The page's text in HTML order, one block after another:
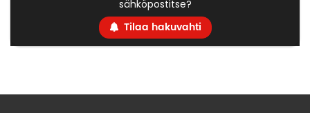
sähköpostitse?
Tilaa hakuvahti